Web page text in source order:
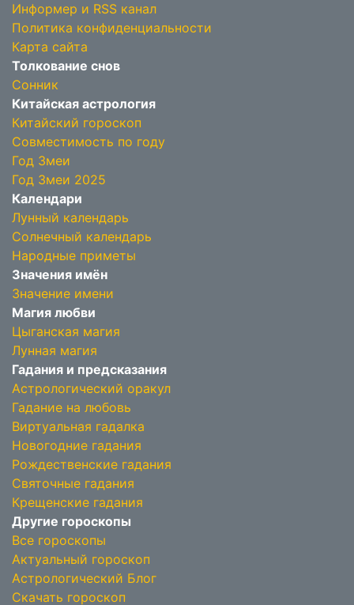
Информер и RSS канал
Политика конфиденциальности
Карта сайта
Толкование снов
Сонник
Китайская астрология
Китайский гороскоп
Совместимость по году
Год Змеи
Год Змеи 2025
Календари
Лунный календарь
Солнечный календарь
Народные приметы
Значения имён
Значение имени
Магия любви
Цыганская магия
Лунная магия
Гадания и предсказания
Астрологический оракул
Гадание на любовь
Виртуальная гадалка
Новогодние гадания
Рождественские гадания
Святочные гадания
Крещенские гадания
Другие гороскопы
Все гороскопы
Актуальный гороскоп
Астрологический Блог
Скачать гороскоп